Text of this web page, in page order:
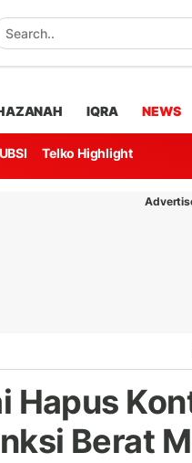
IQRA NEWS
UBSI Telko Highlight
Hapus
Berat